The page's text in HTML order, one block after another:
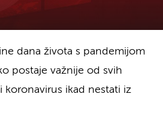
dana života s pandemijom
postaje važnije od svih
ikad nestati iz